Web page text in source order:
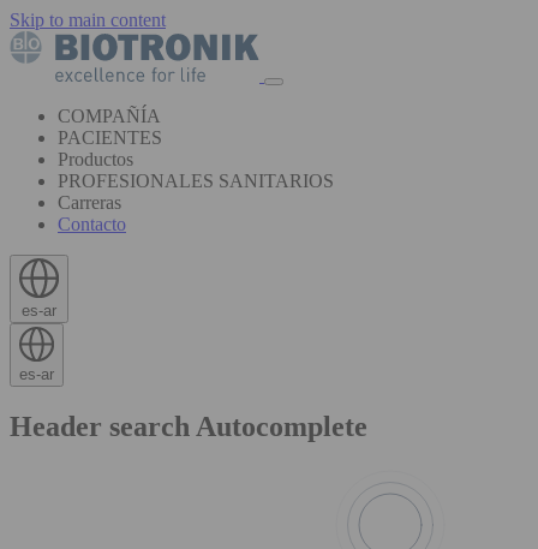
Skip to main content
COMPAÑÍA
PACIENTES
Productos
PROFESIONALES SANITARIOS
Carreras
Contacto
es-ar
es-ar
Header search Autocomplete